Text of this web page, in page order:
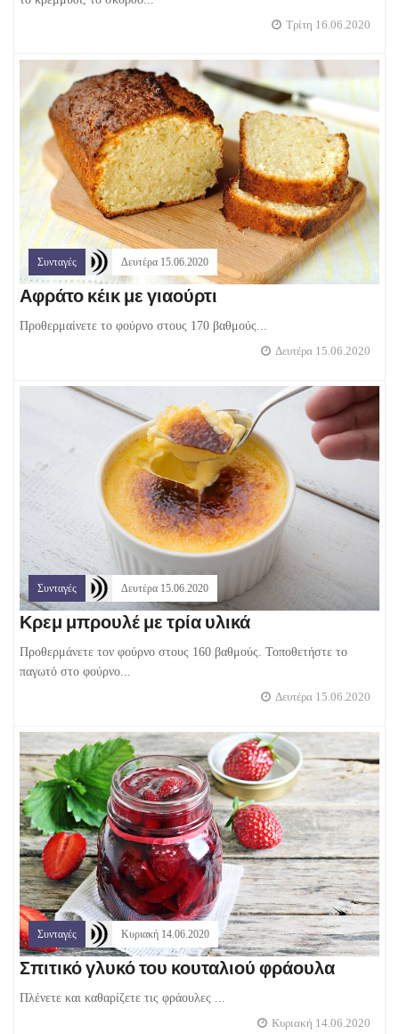
Τρίτη 16.06.2020
Συνταγές Δευτέρα 15.06.2020
Αφράτο κέικ με γιαούρτι
Προθερμαίνετε το φούρνο στους 170 βαθμούς...
Δευτέρα 15.06.2020
Συνταγές Δευτέρα 15.06.2020
Κρεμ μπρουλέ με τρία υλικά
Προθερμάνετε τον φούρνο στους 160 βαθμούς. Τοποθετήστε το
παγωτό στο φούρνο...
Δευτέρα 15.06.2020
Συνταγές Κυριακή 14.06.2020
Σπιτικό γλυκό του κουταλιού φράουλα
Πλένετε και καθαρίζετε τις φράουλες ...
Κυριακή 14.06.2020